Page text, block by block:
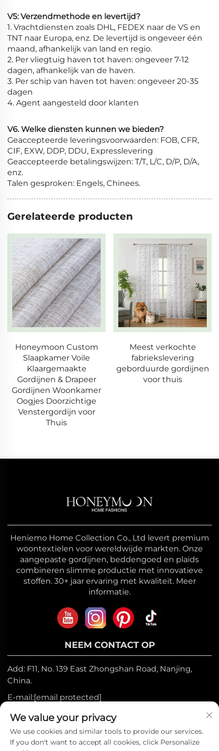
V5: Verzendmethode en levertijd?
1. Vrachtdiensten zoals DHL, FEDEX naar de VS en
TNT naar Europa, enz. De levertijd is ongeveer één
maand, afhankelijk van land en regio.
2. Per vliegtuig haven tot haven: ongeveer 7-12
dagen, afhankelijk van de haven.
3. Per schip van haven tot haven: ongeveer 20-35
dagen
4. Agent aangesteld door klanten
V6. Welke diensten kunnen we bieden?
Geaccepteerde leveringsvoorwaarden: FOB, CFR,
CIF, EXW, DDP, DDU, Expresslevering
Geaccepteerde betalingswijzen: T/T, L/C, D/P, D/A,
enz.
Talen gesproken: Engels, Chinees.
Gerelateerde producten
Honeymoon Custom
Slaapkamer Voile
Klaargemaakte
Gordijnen & Drapeer
Gordijnen Woonkamer
Oogjes Doorzichtige
Venstergordijn voor
Thuis
Meest verkochte
fabriekslevering
geborduurde gordijnen
voor thuis
Heniemo Home Collection Co., Ltd levert premium
woontextielen voor wereldwijde markten. Onze
aangepaste gordijnen, beddengoed en plaids
combineren slimme productie met innovatieve
stoffen. 30+ jaar ervaring met kwaliteit. Meer
informatie.
NEEM CONTACT OP
Add: F11, No. 139 East Zhongshan Road, Nanjing,
China.
E-mail:[email protected]
Mobiel:+86-17327710449
Tel:+86-025-84573776
We value your privacy
We use cookies and similar tools to provide our services.
If you don't want to accept all cookies, click Personalize